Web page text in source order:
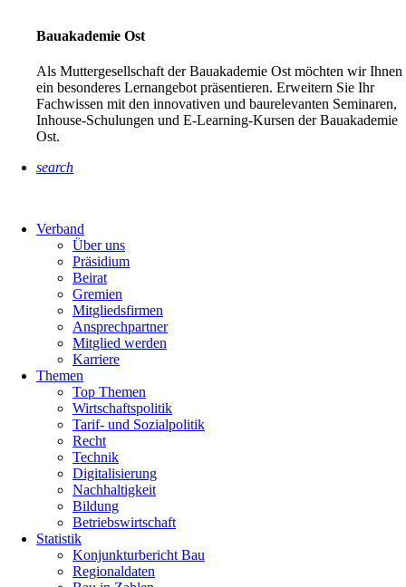
Bauakademie Ost
Als Muttergesellschaft der Bauakademie Ost möchten wir Ihnen
ein besonderes Lernangebot präsentieren. Erweitern Sie Ihr
Fachwissen mit den innovativen und baurelevanten Seminaren,
Inhouse-Schulungen und E-Learning-Kursen der Bauakademie
Ost.
search
Verband
Über uns
Präsidium
Beirat
Gremien
Mitgliedsfirmen
Ansprechpartner
Mitglied werden
Karriere
Themen
Top Themen
Wirtschaftspolitik
Tarif- und Sozialpolitik
Recht
Technik
Digitalisierung
Nachhaltigkeit
Bildung
Betriebswirtschaft
Statistik
Konjunkturbericht Bau
Regionaldaten